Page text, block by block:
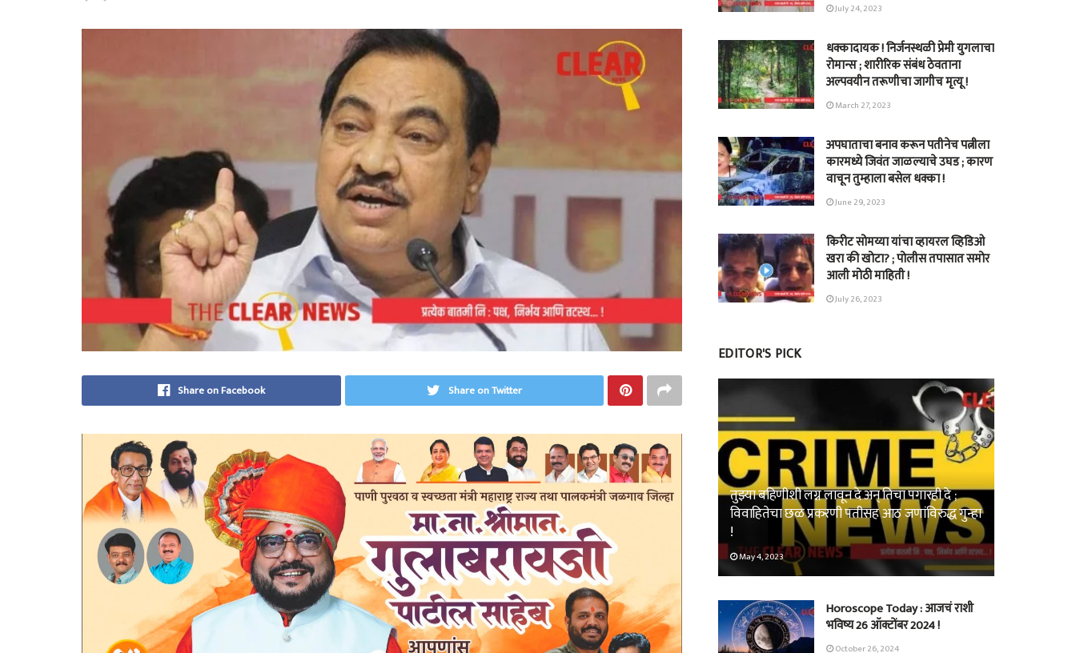
Share on Facebook Share on Twitter
July 24, 2023
धक्कादायक ! निर्जनस्थळी प्रेमी युगलाचा
रोमान्स ; शारीरिक संबंध ठेवताना
अल्पवयीन तरूणीचा जागीच मृत्यू !
March 27, 2023
अपघाताचा बनाव करून पतीनेच‎ पत्नीला
कारमध्ये जिवंत जाळल्याचे उघड ; कारण
वाचून तुम्हाला बसेल धक्का !
June 29, 2023
किरीट सोमय्या यांचा व्हायरल व्हिडिओ
खरा की खोटा? ; पोलीस तपासात समोर
आली मोठी माहिती !
July 26, 2023
EDITOR'S PICK
तुझ्या बहिणीशी लग्न लावून दे अन् तिचा पगारही दे ;
विवाहितेचा छळ प्रकरणी पतीसह आठ जणांविरुद्ध गुन्हा
!
May 4, 2023
Horoscope Today : आजचं राशी
भविष्य 26 ऑक्टोंबर 2024 !
October 26, 2024